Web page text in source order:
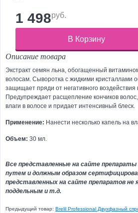
Средства
для
Декоративная
Уход
для
мужчин
Косметика
для
соляриев
наборы
1 498руб.
Описание товара
Экстракт семян льна, обогащенный
волосам. Сыворотка с жидкими кристаллами
защищает пряди от негативного
Предупреждает расщепление кончиков
влаги в волосе и придает интенсивный блеск.
Применение: Нанести несколько капель на
Объем: 30 мл.
Все представленные на сайте
путем и должным образом
представленных на сайте препаратов не
поддельным и т.д.
Предыдущий товар:Brelil Professional Двухфазный